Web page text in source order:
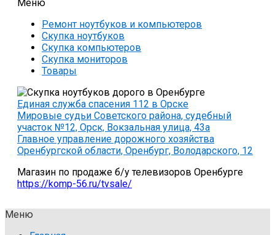
Меню
Ремонт ноутбуков и компьютеров
Скупка ноутбуков
Скупка компьютеров
Скупка мониторов
Товары
Единая служба спасения 112 в Орске
Мировые судьи Советского района, судебный
участок №12, Орск, Вокзальная улица, 43а
Главное управление дорожного хозяйства
Оренбургской области, Оренбург, Володарского, 12
Магазин по продаже б/у телевизоров Оренбурге
https://komp-56.ru/tvsale/
Меню